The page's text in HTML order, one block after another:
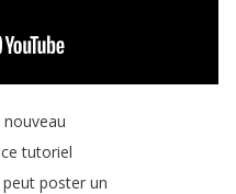
nouveau
ce tutoriel
peut poster un